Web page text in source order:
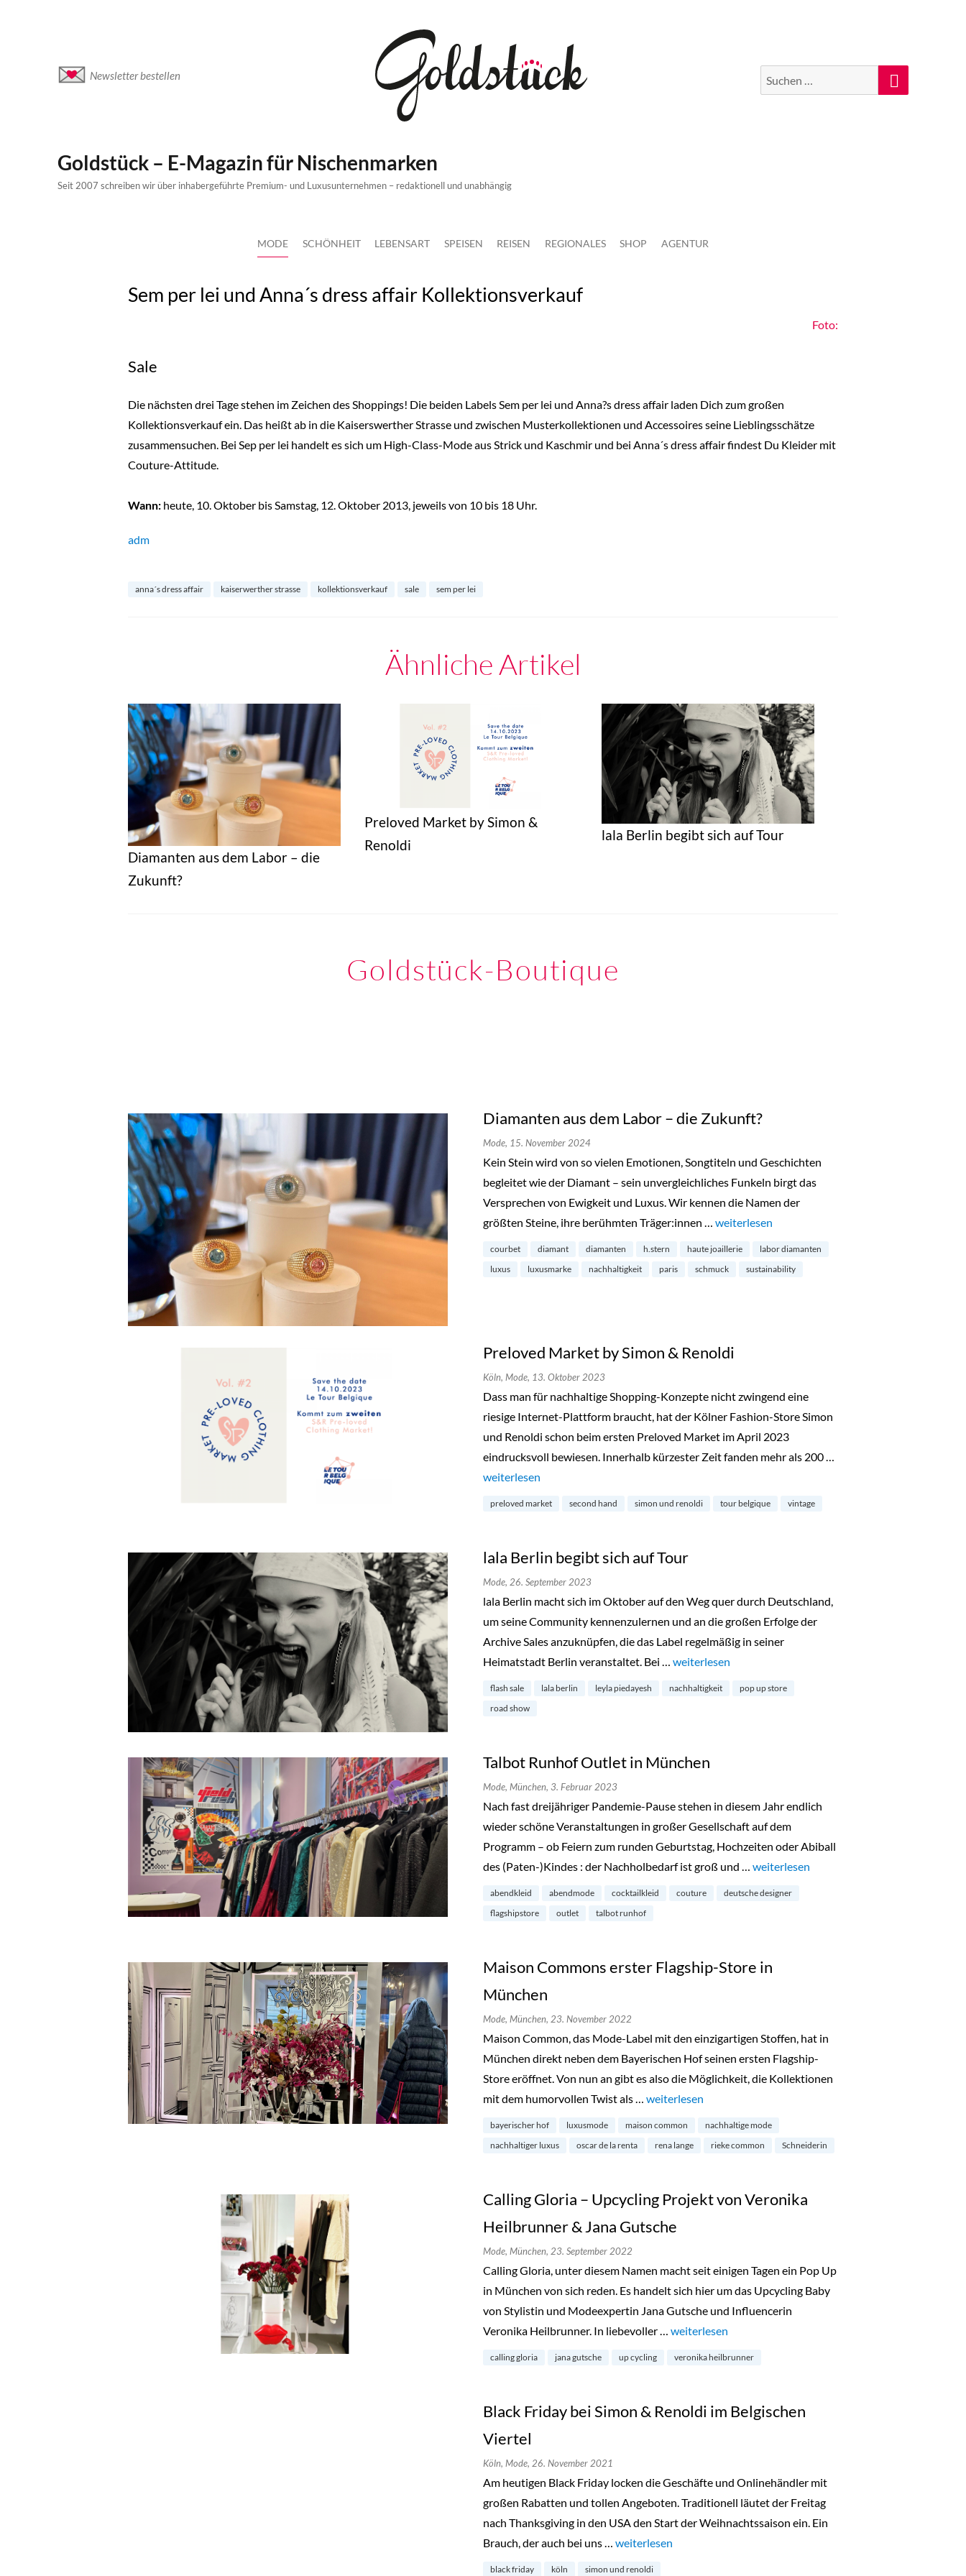
Newsletter bestellen
Suche
nach:
Suchen
Goldstück – E-Magazin für Nischenmarken
Seit 2007 schreiben wir über inhabergeführte Premium- und Luxusunternehmen – redaktionell und unabhängig
MODE SCHÖNHEIT LEBENSART SPEISEN REISEN REGIONALES SHOP AGENTUR
Sem per lei und Anna´s dress affair Kollektionsverkauf
Foto:
Sale
Die nächsten drei Tage stehen im Zeichen des Shoppings! Die beiden Labels Sem per lei und Anna?s dress affair laden Dich zum großen
Kollektionsverkauf ein. Das heißt ab in die Kaiserswerther Strasse und zwischen Musterkollektionen und Accessoires seine Lieblingsschätze
zusammensuchen. Bei Sep per lei handelt es sich um High-Class-Mode aus Strick und Kaschmir und bei Anna´s dress affair findest Du Kleider mit
Couture-Attitude.
Wann: heute, 10. Oktober bis Samstag, 12. Oktober 2013, jeweils von 10 bis 18 Uhr.
adm
anna´s dress affair kaiserwerther strasse kollektionsverkauf sale sem per lei
Ähnliche Artikel
Diamanten aus dem Labor – die
Zukunft?
Preloved Market by Simon &
Renoldi
lala Berlin begibt sich auf Tour
Goldstück-Boutique
Diamanten aus dem Labor – die Zukunft?
Mode, 15. November 2024
Kein Stein wird von so vielen Emotionen, Songtiteln und Geschichten
begleitet wie der Diamant – sein unvergleichliches Funkeln birgt das
Versprechen von Ewigkeit und Luxus. Wir kennen die Namen der
größten Steine, ihre berühmten Träger:innen … „Diamanten aus dem Labor – die Zukunft?“
weiterlesen
courbet diamant diamanten h.stern haute joaillerie
labor diamanten
luxus
luxusmarke nachhaltigkeit paris schmuck sustainability
Preloved Market by Simon & Renoldi
Köln, Mode, 13. Oktober 2023
Dass man für nachhaltige Shopping-Konzepte nicht zwingend eine
riesige Internet-Plattform braucht, hat der Kölner Fashion-Store Simon
und Renoldi schon beim ersten Preloved Market im April 2023
eindrucksvoll bewiesen. Innerhalb kürzester Zeit fanden mehr als 200 …
„Preloved Market by Simon & Renoldi“
weiterlesen
preloved market second hand simon und renoldi tour belgique vintage
lala Berlin begibt sich auf Tour
Mode, 26. September 2023
lala Berlin macht sich im Oktober auf den Weg quer durch Deutschland,
um seine Community kennenzulernen und an die großen Erfolge der
Archive Sales anzuknüpfen, die das Label regelmäßig in seiner
Heimatstadt Berlin veranstaltet. Bei … „lala Berlin begibt sich auf Tour“
weiterlesen
flash sale lala berlin leyla piedayesh nachhaltigkeit
pop up store
road show
Talbot Runhof Outlet in München
Mode, München, 3. Februar 2023
Nach fast dreijähriger Pandemie-Pause stehen in diesem Jahr endlich
wieder schöne Veranstaltungen in großer Gesellschaft auf dem
Programm – ob Feiern zum runden Geburtstag, Hochzeiten oder Abiball
des (Paten-)Kindes : der Nachholbedarf ist groß und … „Talbot Runhof Outlet in München“
weiterlesen
abendkleid abendmode cocktailkleid couture
deutsche designer
flagshipstore
outlet talbot runhof
Maison Commons erster Flagship-Store in
München
Mode, München, 23. November 2022
Maison Common, das Mode-Label mit den einzigartigen Stoffen, hat in
München direkt neben dem Bayerischen Hof seinen ersten Flagship-
Store eröffnet. Von nun an gibt es also die Möglichkeit, die Kollektionen
mit dem humorvollen Twist als … „Maison Commons erster Flagship-Store in München“
weiterlesen
bayerischer hof luxusmode maison common
nachhaltige mode
nachhaltiger luxus
oscar de la renta rena lange rieke common Schneiderin
Calling Gloria – Upcycling Projekt von Veronika
Heilbrunner & Jana Gutsche
Mode, München, 23. September 2022
Calling Gloria, unter diesem Namen macht seit einigen Tagen ein Pop Up
in München von sich reden. Es handelt sich hier um das Upcycling Baby
von Stylistin und Modeexpertin Jana Gutsche und Influencerin
Veronika Heilbrunner. In liebevoller … „Calling Gloria – Upcycling Projekt von Veronika
weiterlesen
calling gloria jana gutsche up cycling veronika heilbrunner
Black Friday bei Simon & Renoldi im Belgischen
Viertel
Köln, Mode, 26. November 2021
Am heutigen Black Friday locken die Geschäfte und Onlinehändler mit
großen Rabatten und tollen Angeboten. Traditionell läutet der Freitag
nach Thanksgiving in den USA den Start der Weihnachtssaison ein. Ein
Brauch, der auch bei uns … „Black Friday bei Simon & Renoldi im Belgischen Viertel“
weiterlesen
black friday köln simon und renoldi